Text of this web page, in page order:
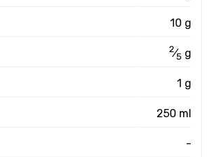
10 g
2⁄5 g
1 g
250 ml
-